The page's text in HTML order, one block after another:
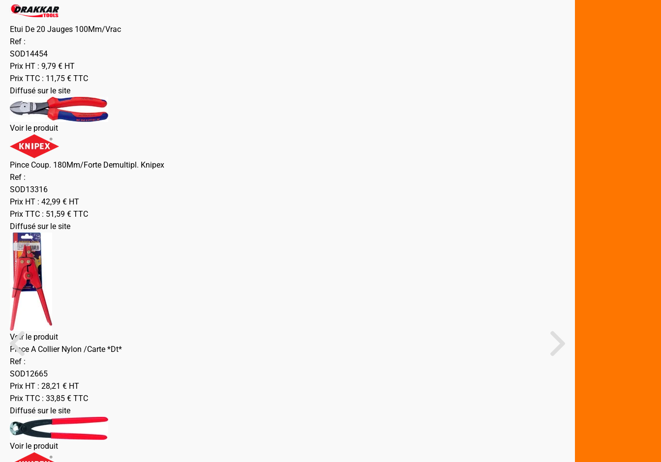
Etui De 20 Jauges 100Mm/Vrac
Ref :
SOD14454
Prix HT : 9,79 € HT
Prix TTC : 11,75 € TTC
Diffusé sur le site
Voir le produit
Pince Coup. 180Mm/Forte Demultipl. Knipex
Ref :
SOD13316
Prix HT : 42,99 € HT
Prix TTC : 51,59 € TTC
Diffusé sur le site
Voir le produit
Pince A Collier Nylon /Carte *Dt*
Ref :
SOD12665
Prix HT : 28,21 € HT
Prix TTC : 33,85 € TTC
Diffusé sur le site
Voir le produit